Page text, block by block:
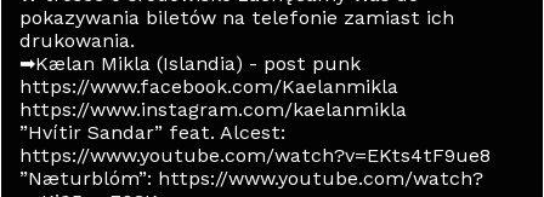
pokazywania biletów na telefonie zamiast ich
drukowania.
➡Kælan Mikla (Islandia) - post punk
https://www.facebook.com/Kaelanmikla
https://www.instagram.com/kaelanmikla
”Hvítir Sandar” feat. Alcest:
https://www.youtube.com/watch?v=EKts4tF9ue8
”Næturblóm”: https://www.youtube.com/watch?